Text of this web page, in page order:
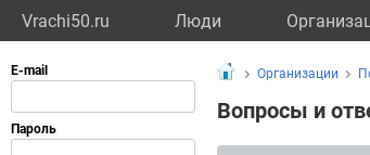
Vrachi50.ru Люди
Организации
Вопросы и